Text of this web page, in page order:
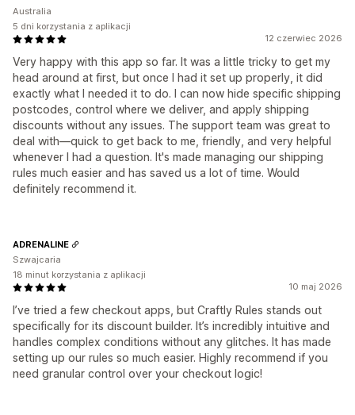
12 czerwiec 2026
Very happy with this app so far. It was a little tricky to get my
head around at first, but once I had it set up properly, it did
exactly what I needed it to do. I can now hide specific shipping
postcodes, control where we deliver, and apply shipping
discounts without any issues. The support team was great to
deal with—quick to get back to me, friendly, and very helpful
whenever I had a question. It's made managing our shipping
rules much easier and has saved us a lot of time. Would
definitely recommend it.
Australia
5 dni korzystania z aplikacji
10 maj 2026
I’ve tried a few checkout apps, but Craftly Rules stands out
specifically for its discount builder. It’s incredibly intuitive and
handles complex conditions without any glitches. It has made
setting up our rules so much easier. Highly recommend if you
need granular control over your checkout logic!
ADRENALINE
Szwajcaria
18 minut korzystania z aplikacji